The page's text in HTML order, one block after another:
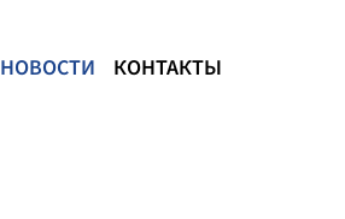
НОВОСТИ КОНТАКТЫ